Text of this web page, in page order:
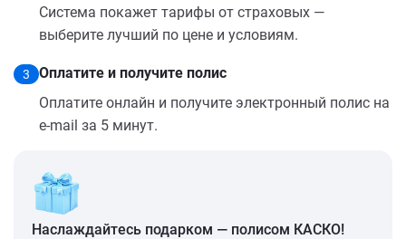
Система покажет тарифы от страховых —
выберите лучший по цене и условиям.
3
Оплатите и получите полис
Оплатите онлайн и получите электронный полис на
e-mail за 5 минут.
Наслаждайтесь подарком — полисом КАСКО!